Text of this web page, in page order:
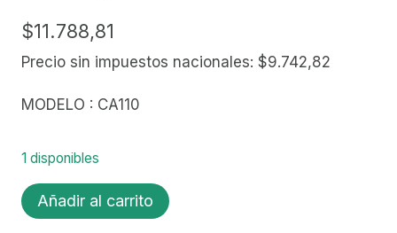
$11.788,81
Precio sin impuestos nacionales: $9.742,82
MODELO : CA110
1 disponibles
ENCORDADO
MAGMA
Añadir al carrito